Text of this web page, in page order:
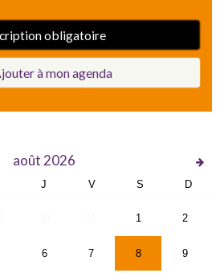
obligatoire
à mon agenda
août 2026
J V S D
1 2
6 7 8 9